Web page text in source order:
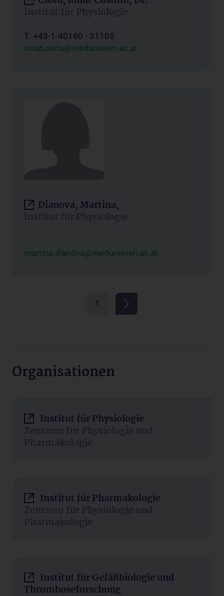
Institut für Physiologie
T: +43-1-40160 - 31105
ionut.ciotu@meduniwien.ac.at
Dianova, Martina,
Institut für Physiologie
martina.dianova@meduniwien.ac.at
1
Organisationen
Institut für Physiologie
Zentrum für Physiologie und
Pharmakologie
Institut für Pharmakologie
Zentrum für Physiologie und
Pharmakologie
Institut für Gefäßbiologie und
Thromboseforschung